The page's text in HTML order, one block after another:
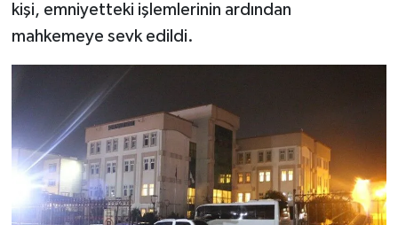
kişi, emniyetteki işlemlerinin ardından
mahkemeye sevk edildi.